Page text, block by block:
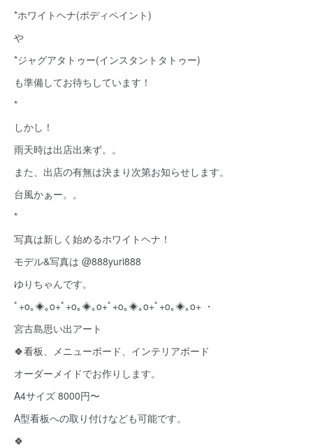
*ホワイトヘナ(ボディペイント)
や
*ジャグアタトゥー(インスタントタトゥー)
も準備してお待ちしています！
*
しかし！
雨天時は出店出来ず。。
また、出店の有無は決まり次第お知らせします。
台風かぁー。。
*
写真は新しく始めるホワイトヘナ！
モデル&写真は @888yuri888
ゆりちゃんです。
ﾟ+o｡◈｡o+ﾟ+o｡◈｡o+ﾟ+o｡◈｡o+ﾟ+o｡◈｡o+ ・
宮古島思い出アート
🍀看板、メニューボード、インテリアボード
オーダーメイドでお作りします。
A4サイズ 8000円〜
A型看板への取り付けなども可能です。
🍀